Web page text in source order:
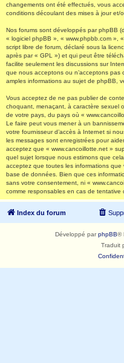
changements ont été effectués, vous
conditions découlant des mises à jour et/
Nos forums sont développés par phpBB
« logiciel phpBB », « www.phpbb.com »,
script libre de forum, déclaré sous la
après par « GPL ») et qui peut être
facilite seulement les discussions sur
que nous acceptons ou n’acceptons
amples informations au sujet de phpBB,
Vous acceptez de ne pas publier de
choquant, menaçant, à caractère sexuel
de votre pays, du pays où «
Le faire peut vous mener à un
votre fournisseur d’accès à Internet si
les messages sont enregistrées pour
acceptez que « www.cancoillotte.net »
quel sujet lorsque nous estimons que
acceptez que toutes les informations
base de données. Bien que ces
sans votre consentement, ni «
comme responsables en cas de tentative
Index du forum
Développé parphpBB®
Traduit